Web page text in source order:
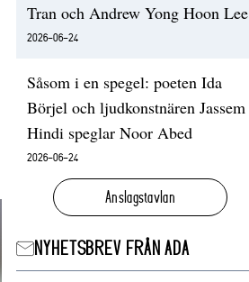
Tran och Andrew Yong Hoon Lee
2026-06-24
Såsom i en spegel: poeten Ida
Börjel och ljudkonstnären Jassem
Hindi speglar Noor Abed
2026-06-24
Anslagstavlan
NYHETSBREV FRÅN ADA